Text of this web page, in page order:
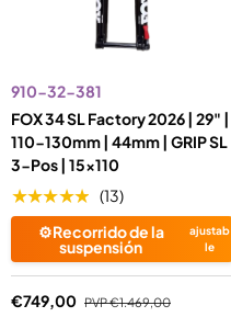
910-32-381
FOX 34 SL Factory 2026 | 29" |
110-130mm | 44mm | GRIP SL
3-Pos | 15x110
★★★★★ (13)
⚙️Recorrido de la
suspensión
ajustab
le
€749,00 PVP€1.469,00